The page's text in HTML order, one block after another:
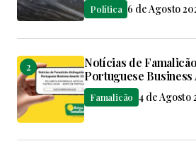
Política 6 de Agosto
Notícias de
Portuguese Business
Famalicão 4 de Agosto